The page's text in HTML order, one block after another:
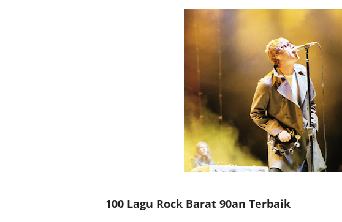
100 Lagu Rock Barat 90an Terbaik